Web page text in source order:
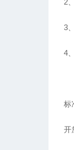
2
3
4
标
开